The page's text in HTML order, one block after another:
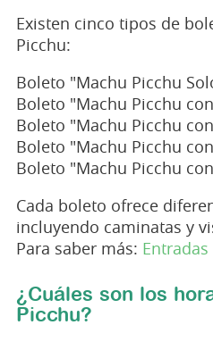
Existen cinco tipos de
Picchu:
Boleto "Machu Picchu
Boleto "Machu Picchu
Boleto "Machu Picchu
Boleto "Machu Picchu
Boleto "Machu Picchu
Cada boleto ofrece
incluyendo caminatas y
Para saber más:
¿Cuáles son los
Picchu?